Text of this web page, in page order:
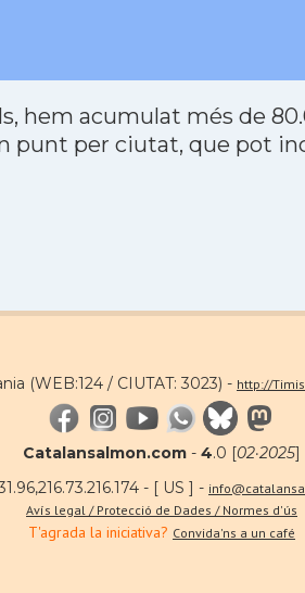
hem acumulat més de
punt per ciutat, que pot
(WEB:124 / CIUTAT: 3023) - http://
Catalansalmon.com - 4.0 [02·2025]
- [ US ] -
Avís legal / Protecció de Dades / Normes d'ús
T'agrada la iniciativa? Convida'ns a un café